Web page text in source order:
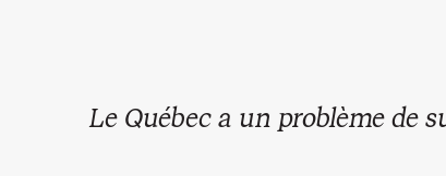
Le Québec a un problème de